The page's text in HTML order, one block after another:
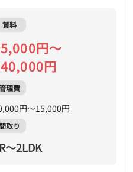
賃料
円～
円
理費
円～15,000円
間取り
～2LDK